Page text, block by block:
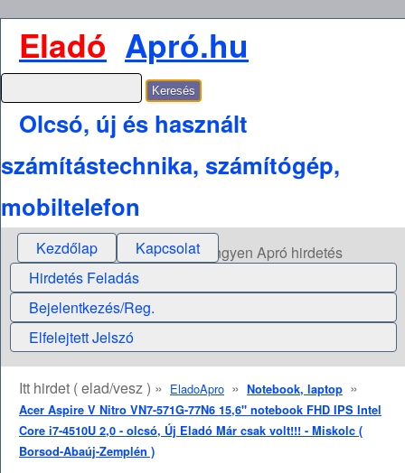
Eladó Apró.hu
Olcsó, új és használt
számítástechnika, számítógép,
mobiltelefon
Kezdőlap Kapcsolat
Ingyen Apró hirdetés
Hirdetés Feladás
Bejelentkezés/Reg.
Elfelejtett Jelszó
Itt hirdet ( elad/vesz ) » EladoApro » Notebook, laptop »
Acer Aspire V Nitro VN7-571G-77N6 15,6" notebook FHD IPS Intel
Core i7-4510U 2,0 - olcsó, Új Eladó Már csak volt!!! - Miskolc (
Borsod-Abaúj-Zemplén )